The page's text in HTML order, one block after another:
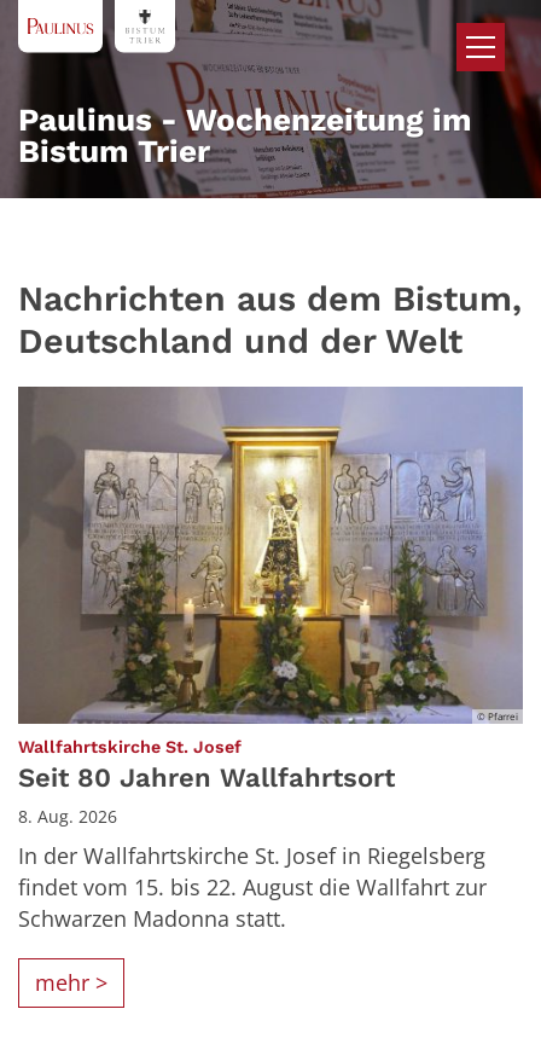
Zum Inhalt springen
Paulinus - Wochenzeitung im
Bistum Trier
Nachrichten aus dem Bistum,
Deutschland und der Welt
© Pfarrei
Wallfahrtskirche St. Josef:
Seit 80 Jahren Wallfahrtsort
8. Aug. 2026
In der Wallfahrtskirche St. Josef in Riegelsberg
findet vom 15. bis 22. August die Wallfahrt zur
Schwarzen Madonna statt.
mehr >